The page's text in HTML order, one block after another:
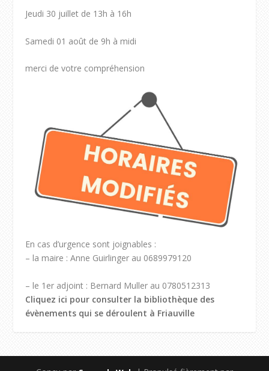
Jeudi 30 juillet de 13h à 16h
Samedi 01 août de 9h à midi
merci de votre compréhension
En cas d’urgence sont joignables :
– la maire : Anne Guirlinger au 0689979120
– le 1er adjoint : Bernard Muller au 0780512313
Cliquez ici pour consulter la bibliothèque des
évènements qui se déroulent à Friauville